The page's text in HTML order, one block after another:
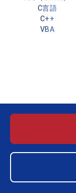
C言語
C++
VBA